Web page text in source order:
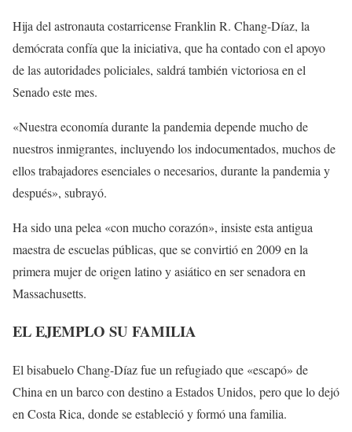
Hija del astronauta costarricense Franklin R. Chang-Díaz, la
demócrata confía que la iniciativa, que ha contado con el apoyo
de las autoridades policiales, saldrá también victoriosa en el
Senado este mes.
«Nuestra economía durante la pandemia depende mucho de
nuestros inmigrantes, incluyendo los indocumentados, muchos de
ellos trabajadores esenciales o necesarios, durante la pandemia y
después», subrayó.
Ha sido una pelea «con mucho corazón», insiste esta antigua
maestra de escuelas públicas, que se convirtió en 2009 en la
primera mujer de origen latino y asiático en ser senadora en
Massachusetts.
EL EJEMPLO SU FAMILIA
El bisabuelo Chang-Díaz fue un refugiado que «escapó» de
China en un barco con destino a Estados Unidos, pero que lo dejó
en Costa Rica, donde se estableció y formó una familia.